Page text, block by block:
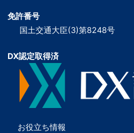
免許番号
国土交通大臣(3)第8248号
DX認定取得済
お役立ち情報